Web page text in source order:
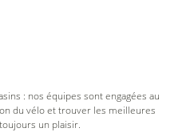
: nos équipes sont engagées au
du vélo et trouver les meilleures
un plaisir.